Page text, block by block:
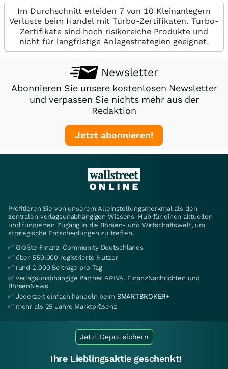
Im Durchschnitt erleiden 7 von 10 Kleinanlegern
Verluste beim Handel mit Turbo-Zertifikaten. Turbo-
Zertifikate sind hoch risikoreiche Produkte und
nicht für langfristige Anlagestrategien geeignet.
Newsletter
Abonnieren Sie unsere kostenlosen Newsletter
und verpassen Sie nichts mehr aus der
Redaktion
Jetzt abonnieren!
Profitieren Sie von unserem Alleinstellungsmerkmal als den
zentralen verlagsunabhängigen Wissens-Hub für einen aktuellen
und fundierten Zugang in die Börsen- und Wirtschaftswelt, um
strategische Entscheidungen zu treffen.
✅ Größte Finanz-Community Deutschlands
✅ über 550.000 registrierte Nutzer
✅ rund 2.000 Beiträge pro Tag
✅ verlagsunabhängige Partner ARIVA, FinanzNachrichten und
BörsenNews
✅ Jederzeit einfach handeln beim SMARTBROKER+
✅ mehr als 25 Jahre Marktpräsenz
Jetzt Depot sichern
Ihre Lieblingsaktie geschenkt!